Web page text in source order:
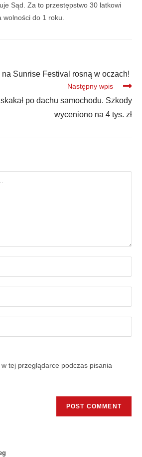
Sąd. Za to przestępstwo 30 latkowi
do 1 roku.
Sunrise Festival rosną w oczach!
Następny wpis
po dachu samochodu. Szkody
wyceniono na 4 tys. zł
tej przeglądarce podczas pisania